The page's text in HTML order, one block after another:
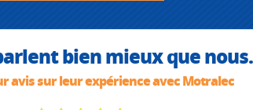
bien mieux que
avis sur leur expérience avec Motralec